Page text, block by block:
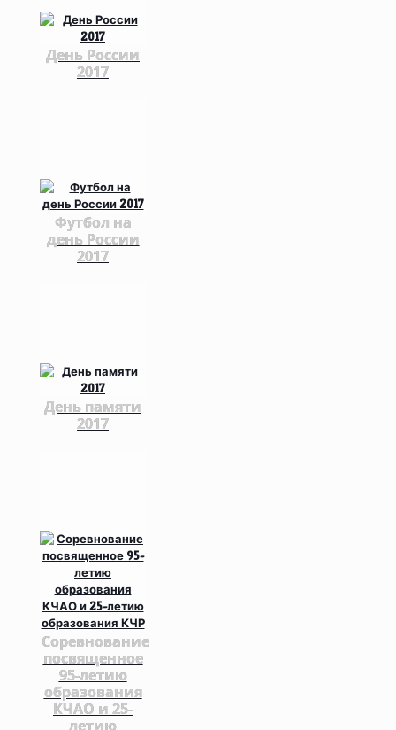
День России
2017
Футбол на
день России
2017
День памяти
2017
Соревнование
посвященное
95-летию
образования
КЧАО и 25-
летию